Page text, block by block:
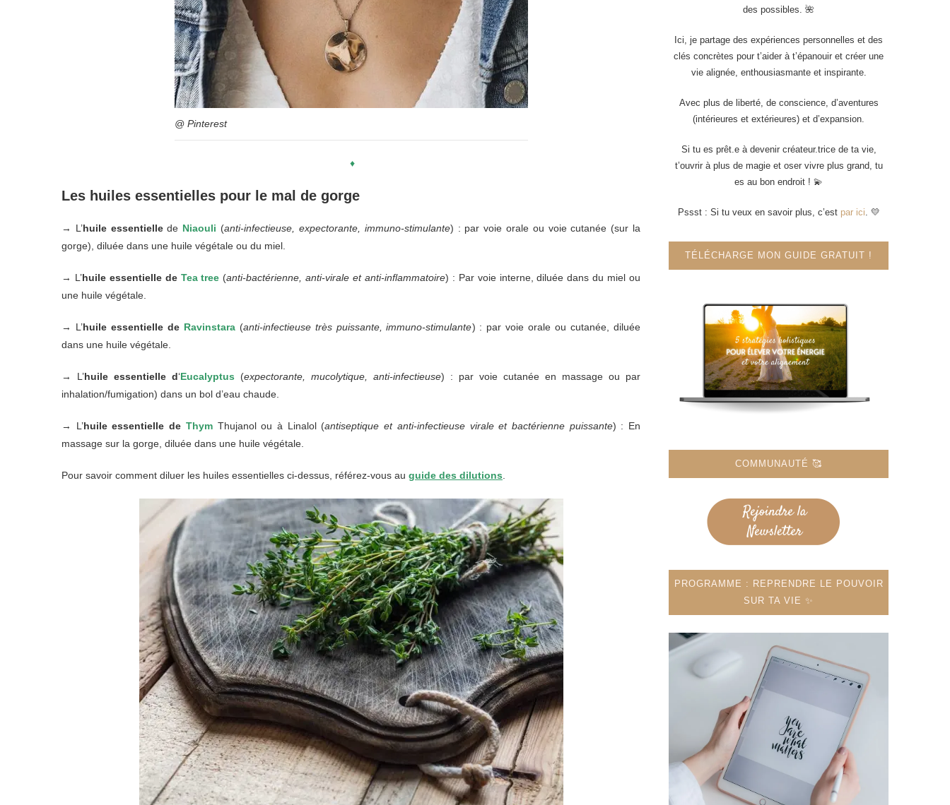
@ Pinterest
♦
Les huiles essentielles pour le mal de gorge
→ L’huile essentiellede Niaouli (anti-infectieuse, expectorante, immuno-stimulante) : par voie orale ou voie cutanée (sur la
gorge), diluée dans une huile végétale ou du miel.
→ L’huile essentielle de Tea tree (anti-bactérienne, anti-virale et anti-inflammatoire) : Par voie interne, diluée dans du miel ou
une huile végétale.
→ L’huile essentielle de Ravinstara(anti-infectieuse très puissante, immuno-stimulante) : par voie orale ou cutanée, diluée
dans une huile végétale.
→ L’huile essentielle d‘Eucalyptus (expectorante, mucolytique, anti-infectieuse) : par voie cutanée en massage ou par
inhalation/fumigation) dans un bol d’eau chaude.
→ L’huile essentielle de ThymThujanol ou à Linalol (antiseptique et anti-infectieuse virale et bactérienne puissante) : En
massage sur la gorge, diluée dans une huile végétale.
Pour savoir comment diluer les huiles essentielles ci-dessus, référez-vous au guide des dilutions
des possibles. 🌺
Ici, je partage des expériences personnelles et des
clés concrètes pour t’aider à t’épanouir et créer une
vie alignée, enthousiasmante et inspirante.
Avec plus de liberté, de conscience, d’aventures
(intérieures et extérieures) et d’expansion.
Si tu es prêt.e à devenir créateur.trice de ta vie,
t’ouvrir à plus de magie et oser vivre plus grand, tu
es au bon endroit ! 💫
Pssst : Si tu veux en savoir plus, c’est par ici. 💛
TÉLÉCHARGE MON GUIDE GRATUIT !
COMMUNAUTÉ 🥰
PROGRAMME : REPRENDRE LE POUVOIR
SUR TA VIE ✨